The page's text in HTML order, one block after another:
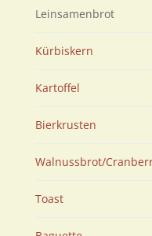
Leinsamenbrot
Kürbiskern
Kartoffel
Bierkrusten
Walnussbrot/
Toast